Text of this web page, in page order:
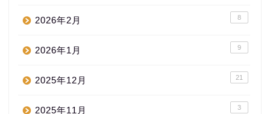
2026年2月 8
2026年1月 9
2025年12月 21
2025年11月 3